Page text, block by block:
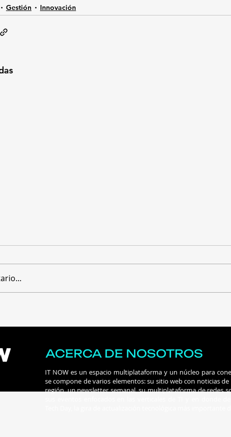
Gestión Innovación
de la IA
ACERCA DE NOSOTROS
IT NOW es un espacio multiplataforma y un núcleo para
se compone de varios elementos: su sitio web con noticias de
región, un newsletter semanal, su multiplataforma de redes